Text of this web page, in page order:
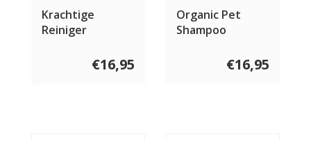
Krachtige
Reiniger
€16,95
Organic Pet
Shampoo
€16,95